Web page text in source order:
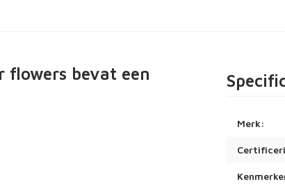
flowers bevat een
Merk: